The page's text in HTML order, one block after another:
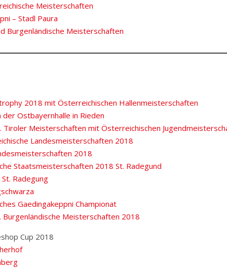
Meisterschaften
– Stadl Paura
Burgenländische Meisterschaften
2018 mit Österreichischen Hallenmeisterschaften
Ostbayernhalle in Rieden
Tiroler Meisterschaften mit Österreichischen
Landesmeisterschaften 2018
2018
Staatsmeisterschaften 2018 St. Radegund
Radegung
Gaedingakeppni Championat
Burgenländische Meisterschaften 2018
Cup 2018